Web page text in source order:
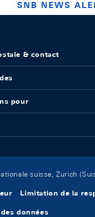
SNB NEWS
& contact
pour
suisse, Zurich
Limitation de la
données